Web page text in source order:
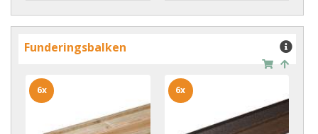
Funderingsbalken
6x 6x